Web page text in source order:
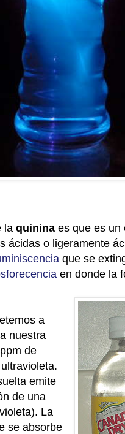
la quinina es que es un
ácidas o ligeramente
que se
en donde la
a
nuestra
de
emite
de una
La
se absorbe